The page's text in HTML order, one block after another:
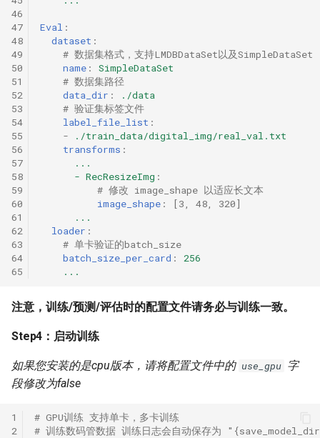
46
47
48
49
50
51
52
53
54
55
56
57
58
59
60
61
62
63
64
65
Eval :
dataset :
# 数据集格式，支持LMDBDataSet以及SimpleDataSet
name :
SimpleDataSet
# 数据集路径
data_dir :
./data
# 验证集标签文件
label_file_list :
-
./train_data/digital_img/real_val.txt
transforms :
...
- RecResizeImg :
# 修改 image_shape 以适应长文本
image_shape : [3, 48, 320]
...
loader :
# 单卡验证的batch_size
batch_size_per_card :
256
...
注意，训练/预测/评估时的配置文件请务必与训练一致。
Step4：启动训练
如果您安装的是cpu版本，请将配置文件中的 use_gpu 字
段修改为false
1
2
# GPU训练 支持单卡，多卡训练
# 训练数码管数据 训练日志会自动保存为